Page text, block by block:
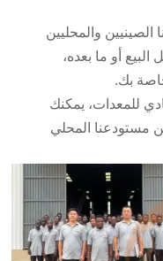
مهندسينا الصينيين والمحليين
أو ما بعده،
بك.
للمعدات، يمكنك
مستودعنا المحلي